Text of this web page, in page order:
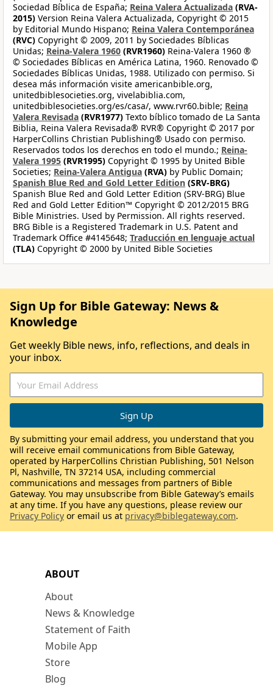
Sociedad Bíblica de España; Reina Valera Actualizada (RVA-
2015) Version Reina Valera Actualizada, Copyright © 2015
by Editorial Mundo Hispano; Reina Valera Contemporánea
(RVC) Copyright © 2009, 2011 by Sociedades Bíblicas
Unidas; Reina-Valera 1960 (RVR1960) Reina-Valera 1960 ®
© Sociedades Bíblicas en América Latina, 1960. Renovado ©
Sociedades Bíblicas Unidas, 1988. Utilizado con permiso. Si
desea más información visite americanbible.org,
unitedbiblesocieties.org, vivelabiblia.com,
unitedbiblesocieties.org/es/casa/, www.rvr60.bible; Reina
Valera Revisada (RVR1977) Texto bíblico tomado de La Santa
Biblia, Reina Valera Revisada® RVR® Copyright © 2017 por
HarperCollins Christian Publishing® Usado con permiso.
Reservados todos los derechos en todo el mundo.; Reina-
Valera 1995 (RVR1995) Copyright © 1995 by United Bible
Societies; Reina-Valera Antigua (RVA) by Public Domain;
Spanish Blue Red and Gold Letter Edition (SRV-BRG)
Spanish Blue Red and Gold Letter Edition (SRV-BRG) Blue
Red and Gold Letter Edition™ Copyright © 2012/2015 BRG
Bible Ministries. Used by Permission. All rights reserved.
BRG Bible is a Registered Trademark in U.S. Patent and
Trademark Office #4145648; Traducción en lenguaje actual
(TLA) Copyright © 2000 by United Bible Societies
ABOUT
About
News & Knowledge
Statement of Faith
Mobile App
Store
Blog
Sign Up for Bible Gateway: News &
Knowledge
Get weekly Bible news, info, reflections, and deals in
your inbox.
By submitting your email address, you understand that you
will receive email communications from Bible Gateway,
operated by HarperCollins Christian Publishing, 501 Nelson
Pl, Nashville, TN 37214 USA, including commercial
communications and messages from partners of Bible
Gateway. You may unsubscribe from Bible Gateway’s emails
at any time. If you have any questions, please review our
Privacy Policy or email us at privacy@biblegateway.com.